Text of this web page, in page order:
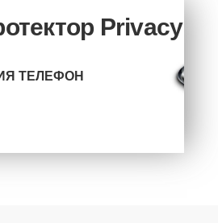
Privacy
ТЕЛЕФОН